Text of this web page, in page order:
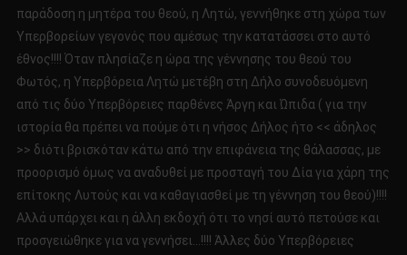
παράδοση η μητέρα του θεού, η Λητώ, γεννήθηκε στη χώρα των
Υπερβορείων γεγονός που αμέσως την κατατάσσει στο αυτό
έθνος!!!! Όταν πλησίαζε η ώρα της γέννησης του θεού του
Φωτός, η Υπερβόρεια Λητώ μετέβη στη Δήλο συνοδευόμενη
από τις δύο Υπερβόρειες παρθένες Άργη και Ώπιδα ( για την
ιστορία θα πρέπει να πούμε ότι η νήσος Δήλος ήτο << άδηλος
>> διότι βρισκόταν κάτω από την επιφάνεια της θάλασσας, με
προορισμό όμως να αναδυθεί με προσταγή του Δία για χάρη της
επίτοκης Λυτούς και να καθαγιασθεί με τη γέννηση του θεού)!!!!
Αλλά υπάρχει και η άλλη εκδοχή ότι το νησί αυτό πετούσε και
προσγειώθηκε για να γεννήσει…!!!! Άλλες δύο Υπερβόρειες